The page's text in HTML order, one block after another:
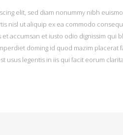
elit, sed diam nonummy nibh
nisl ut aliquip ex ea commodo
accumsan et iusto odio dignissim
doming id quod mazim placerat
usus legentis in iis qui facit eorum